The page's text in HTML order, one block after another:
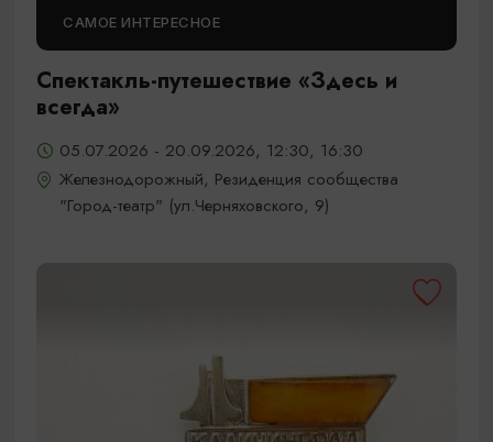
САМОЕ ИНТЕРЕСНОЕ
Спектакль-путешествие «Здесь и
всегда»
05.07.2026 - 20.09.2026, 12:30, 16:30
Железнодорожный, Резиденция сообщества
"Город-театр" (ул.Черняховского, 9)